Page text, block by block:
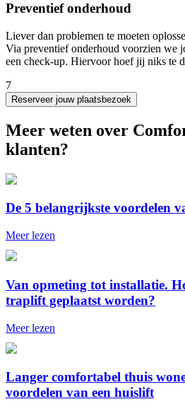
Preventief onderhoud
Liever dan problemen te moeten
Via preventief onderhoud voorzien we
een check-up. Hiervoor hoef jij niks te
7
Reserveer jouw plaatsbezoek
Meer weten over
klanten?
De 5 belangrijkste voordelen
Meer lezen
Van opmeting tot installatie.
traplift geplaatst worden?
Meer lezen
Langer comfortabel thuis
voordelen van een huislift